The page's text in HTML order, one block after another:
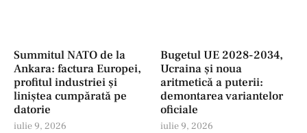
Summitul NATO de la
Ankara: factura Europei,
profitul industriei şi
liniștea cumpărată pe
datorie
iulie 9, 2026
Bugetul UE 2028-2034,
Ucraina și noua
aritmetică a puterii:
demontarea variantelor
oficiale
iulie 9, 2026